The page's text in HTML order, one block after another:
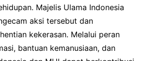
Majelis Ulama Indonesia
aksi tersebut dan
kekerasan. Melalui peran
bantuan kemanusiaan, dan